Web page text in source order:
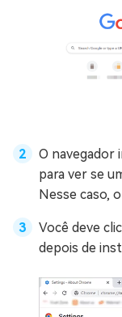
O navegador
para ver se
Nesse caso,
Você deve
depois de